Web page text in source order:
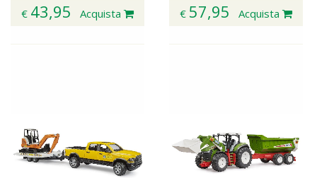
€ 43,95 Acquista € 57,95 Acquista